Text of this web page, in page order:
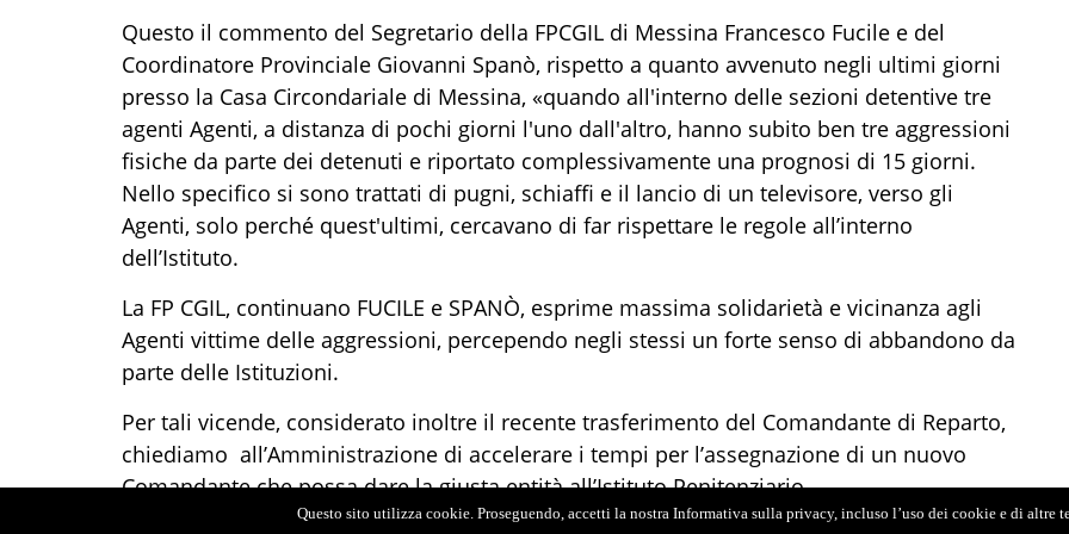
Questo il commento del Segretario della FPCGIL di Messina Francesco Fucile e del
Coordinatore Provinciale Giovanni Spanò, rispetto a quanto avvenuto negli ultimi giorni
presso la Casa Circondariale di Messina, «quando all'interno delle sezioni detentive tre
agenti Agenti, a distanza di pochi giorni l'uno dall'altro, hanno subito ben tre aggressioni
fisiche da parte dei detenuti e riportato complessivamente una prognosi di 15 giorni.
Nello specifico si sono trattati di pugni, schiaffi e il lancio di un televisore, verso gli
Agenti, solo perché quest'ultimi, cercavano di far rispettare le regole all’interno
dell’Istituto.
La FP CGIL, continuano FUCILE e SPANÒ, esprime massima solidarietà e vicinanza agli
Agenti vittime delle aggressioni, percependo negli stessi un forte senso di abbandono da
parte delle Istituzioni.
Per tali vicende, considerato inoltre il recente trasferimento del Comandante di Reparto,
chiediamo all’Amministrazione di accelerare i tempi per l’assegnazione di un nuovo
Comandante che possa dare la giusta entità all’Istituto Penitenziario.
Questo sito utilizza cookie. Proseguendo, accetti la nostra Informativa sulla privacy, incluso l’uso dei cookie e di altre